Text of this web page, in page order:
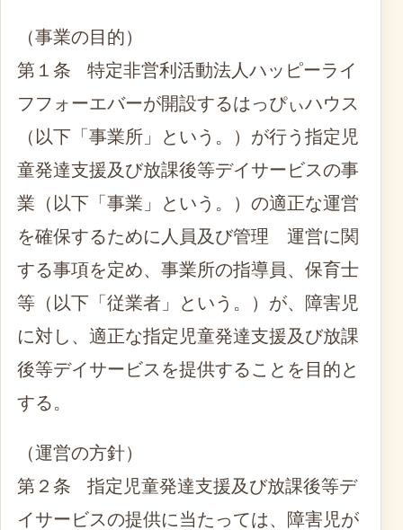
（事業の目的）
第１条 特定非営利活動法人ハッピーライ
フフォーエバーが開設するはっぴぃハウス
（以下「事業所」という。）が行う指定児
童発達支援及び放課後等デイサービスの事
業（以下「事業」という。）の適正な運営
を確保するために人員及び管理 運営に関
する事項を定め、事業所の指導員、保育士
等（以下「従業者」という。）が、障害児
に対し、適正な指定児童発達支援及び放課
後等デイサービスを提供することを目的と
する。
（運営の方針）
第２条 指定児童発達支援及び放課後等デ
イサービスの提供に当たっては、障害児が